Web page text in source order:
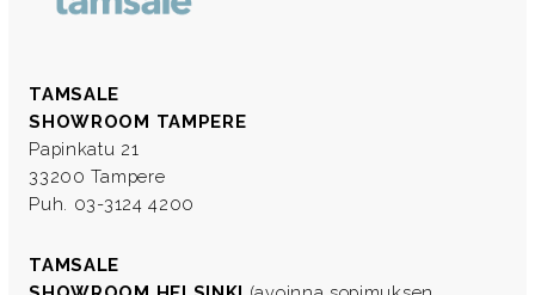
TAMSALE
SHOWROOM TAMPERE
Papinkatu 21
33200 Tampere
Puh. 03-3124 4200
TAMSALE